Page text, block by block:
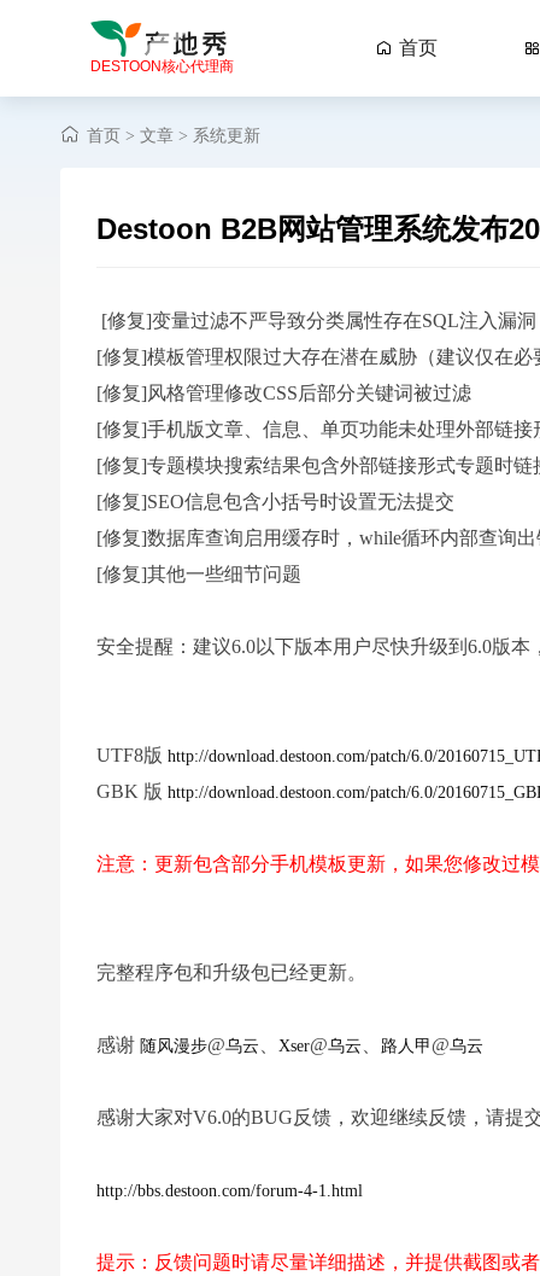
DESTOON核心代理商
 首页 
首页 > 文章 > 系统更新
Destoon B2B网站管理系统发布
[修复]变量过滤不严导致分类属性存在SQL注入漏洞
[修复]模板管理权限过大存在潜在威胁（建议仅在必
[修复]风格管理修改CSS后部分关键词被过滤
[修复]手机版文章、信息、单页功能未处理外部链接
[修复]专题模块搜索结果包含外部链接形式专题时链
[修复]SEO信息包含小括号时设置无法提交
[修复]数据库查询启用缓存时，while循环内部查询出
[修复]其他一些细节问题
安全提醒：建议6.0以下版本用户尽快升级到6.0版
UTF8版 http://download.destoon.com/patch/6.0/
GBK 版 http://download.destoon.com/patch/6.0/
注意：更新包含部分手机模板更新，如果您修改过
完整程序包和升级包已经更新。
感谢 随风漫步@乌云 Xser@乌云 路人甲 @乌云
感谢大家对V6.0的BUG反馈，欢迎继续反馈，请提
http://bbs.destoon.com/forum-4-1.html
提示：反馈问题时请尽量详细描述，并提供截图或